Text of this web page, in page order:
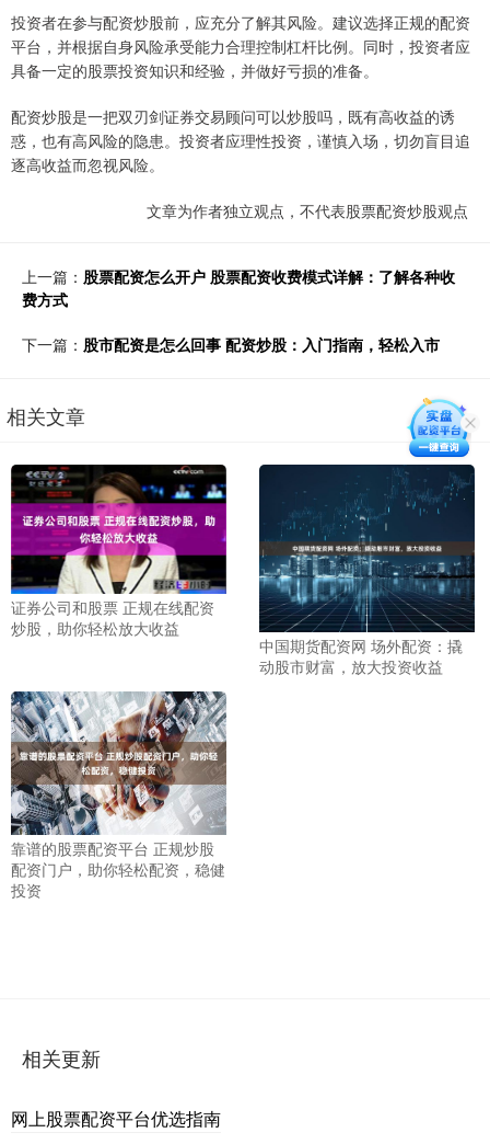
投资者在参与配资炒股前，应充分了解其风险。建议选择正规的配资
平台，并根据自身风险承受能力合理控制杠杆比例。同时，投资者应
具备一定的股票投资知识和经验，并做好亏损的准备。
配资炒股是一把双刃剑证券交易顾问可以炒股吗，既有高收益的诱
惑，也有高风险的隐患。投资者应理性投资，谨慎入场，切勿盲目追
逐高收益而忽视风险。
文章为作者独立观点，不代表股票配资炒股观点
上一篇： 股票配资怎么开户 股票配资收费模式详解：了解各种收
费方式
下一篇： 股市配资是怎么回事 配资炒股：入门指南，轻松入市
相关文章
证券公司和股票 正规在线配资
炒股，助你轻松放大收益
中国期货配资网 场外配资：撬
动股市财富，放大投资收益
靠谱的股票配资平台 正规炒股
配资门户，助你轻松配资，稳健
投资
相关更新
网上股票配资平台优选指南